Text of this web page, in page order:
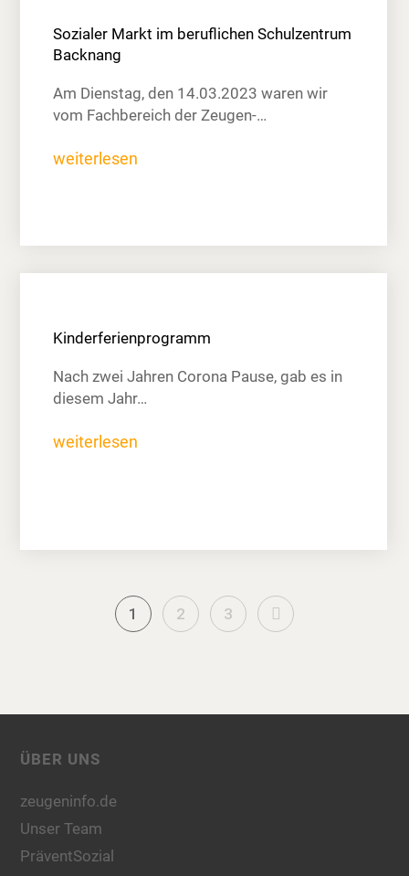
Sozialer Markt im beruflichen Schulzentrum
Backnang
Am Dienstag, den 14.03.2023 waren wir
vom Fachbereich der Zeugen-…
weiterlesen
Kinderferienprogramm
Nach zwei Jahren Corona Pause, gab es in
diesem Jahr…
weiterlesen
1 2 3 Next
ÜBER UNS
zeugeninfo.de
Unser Team
PräventSozial